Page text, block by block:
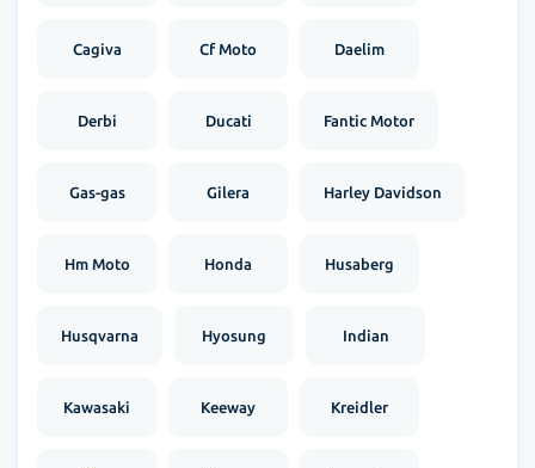
Cagiva Cf Moto Daelim
Derbi Ducati Fantic Motor
Gas-gas Gilera Harley Davidson
Hm Moto Honda Husaberg
Husqvarna Hyosung Indian
Kawasaki Keeway Kreidler